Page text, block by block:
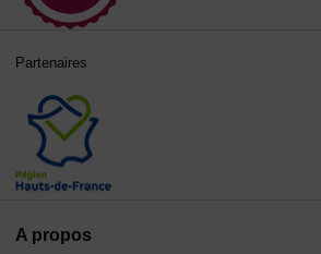
A propos
Partenaires